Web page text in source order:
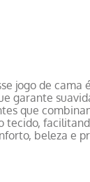
jogo de cama
garante
que
tecido,
beleza e